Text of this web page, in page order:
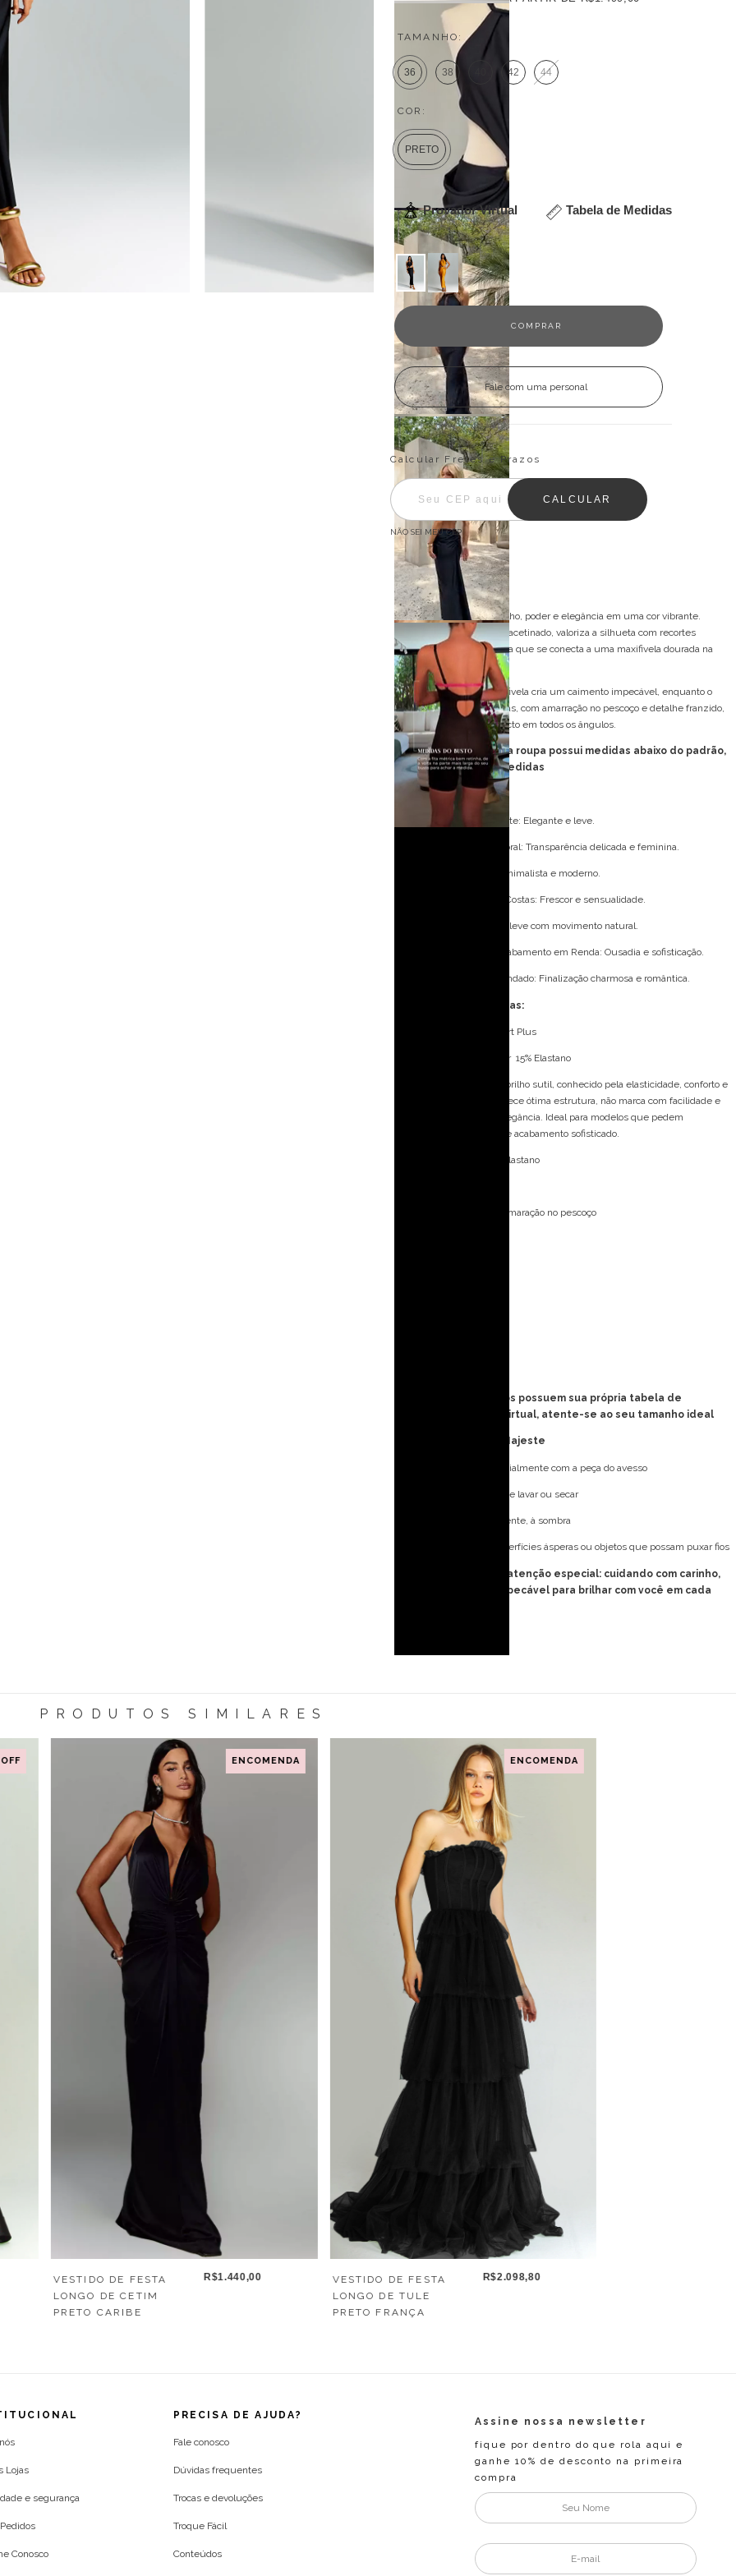
TAMANHO:
36 38 42 44
COR:
PRETO
Provador Virtual Tabela de Medidas
Veja outras opções
Fale com uma personal
Entregas para o CEP:
Calcular Fretes e Prazos
CALCULAR
NÃO SEI MEU CEP
Descrição
O Longo Vera combina brilho, poder e elegância em uma cor vibrante.
Confeccionado em tecido acetinado, valoriza a silhueta com recortes
estratégicos e frente única que se conecta a uma maxifivela dourada na
cintura.
O drapeado que parte da fivela cria um caimento impecável, enquanto o
decote profundo nas costas, com amarração no pescoço e detalhe franzido,
traz sensualidade e impacto em todos os ângulos.
FORMA PEQUENA: essa roupa possui medidas abaixo do padrão,
consulte tabela de medidas
Detalhes do modelo:
Vestido Longo Off White: Elegante e leve.
Corpete em Renda Floral: Transparência delicada e feminina.
Alças Finas: Toque minimalista e moderno.
Decote Profundo nas Costas: Frescor e sensualidade.
Saia Fluida: Caimento leve com movimento natural.
Fenda Lateral com Acabamento em Renda: Ousadia e sofisticação.
Barra com Detalhe Rendado: Finalização charmosa e romântica.
Especificações Técnicas:
Tecido: Malha Trilobal Sport Plus
Composição: 85% Poliéster 15% Elastano
Tecido de toque macio e brilho sutil, conhecido pela elasticidade, conforto e
caimento impecável. Oferece ótima estrutura, não marca com facilidade e
valoriza a silhueta com elegância. Ideal para modelos que pedem
movimento, sustentação e acabamento sofisticado.
Forro: 85% Poliéster 15% Elastano
Fecho: Zíper invisível e amaração no pescoço
Obs: Todos os vestidos possuem sua própria tabela de
medidas e provador virtual, atente-se ao seu tamanho ideal
Cuidados com o seu Majeste
Lave à mão, preferencialmente com a peça do avesso
Não utilize máquina de lavar ou secar
Deixe secar naturalmente, à sombra
Evite contato com superfícies ásperas ou objetos que possam puxar fios
Seu Majeste merece atenção especial: cuidando com carinho,
ele estará sempre impecável para brilhar com você em cada
PRODUTOS SIMILARES
ENCOMENDA
VESTIDO DE FESTA
LONGO DE CETIM
PRETO CARIBE
R$1.440,00
ENCOMENDA
VESTIDO DE FESTA
LONGO DE TULE
PRETO FRANÇA
R$2.098,80
Lojas
e segurança
Conosco
PRECISA DE AJUDA?
Fale conosco
Dúvidas frequentes
Trocas e devoluções
Troque Fácil
Conteúdos
Assine nossa newsletter
fique por dentro do que rola aqui e
ganhe 10% de desconto na primeira
compra